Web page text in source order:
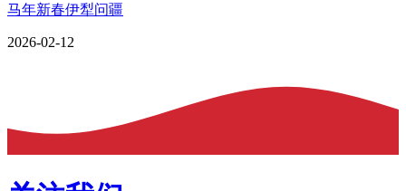
马年新春伊犁问疆
2026-02-12